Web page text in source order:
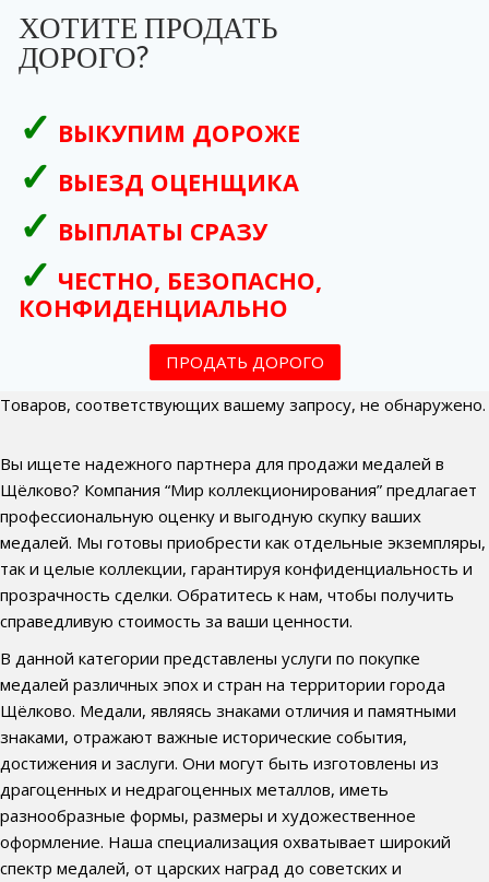
ХОТИТЕ ПРОДАТЬ
ДОРОГО?
ВЫКУПИМ ДОРОЖЕ
ВЫЕЗД ОЦЕНЩИКА
ВЫПЛАТЫ СРАЗУ
ЧЕСТНО, БЕЗОПАСНО,
КОНФИДЕНЦИАЛЬНО
ПРОДАТЬ ДОРОГО
Товаров, соответствующих вашему запросу, не обнаружено.
Вы ищете надежного партнера для продажи медалей в
Щёлково? Компания “Мир коллекционирования” предлагает
профессиональную оценку и выгодную скупку ваших
медалей. Мы готовы приобрести как отдельные экземпляры,
так и целые коллекции, гарантируя конфиденциальность и
прозрачность сделки. Обратитесь к нам, чтобы получить
справедливую стоимость за ваши ценности.
В данной категории представлены услуги по покупке
медалей различных эпох и стран на территории города
Щёлково. Медали, являясь знаками отличия и памятными
знаками, отражают важные исторические события,
достижения и заслуги. Они могут быть изготовлены из
драгоценных и недрагоценных металлов, иметь
разнообразные формы, размеры и художественное
оформление. Наша специализация охватывает широкий
спектр медалей, от царских наград до советских и